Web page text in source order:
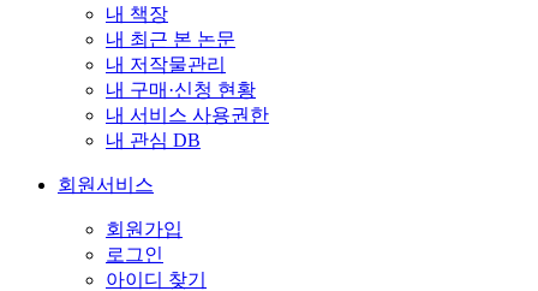
내 책장
내 최근 본 논문
내 저작물관리
내 구매·신청 현황
내 서비스 사용권한
내 관심 DB
회원서비스
회원가입
로그인
아이디 찾기